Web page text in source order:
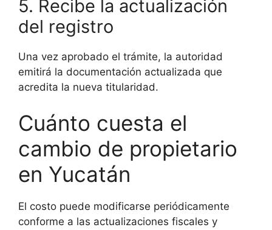
5. Recibe la actualización
del registro
Una vez aprobado el trámite, la autoridad
emitirá la documentación actualizada que
acredita la nueva titularidad.
Cuánto cuesta el
cambio de propietario
en Yucatán
El costo puede modificarse periódicamente
conforme a las actualizaciones fiscales y